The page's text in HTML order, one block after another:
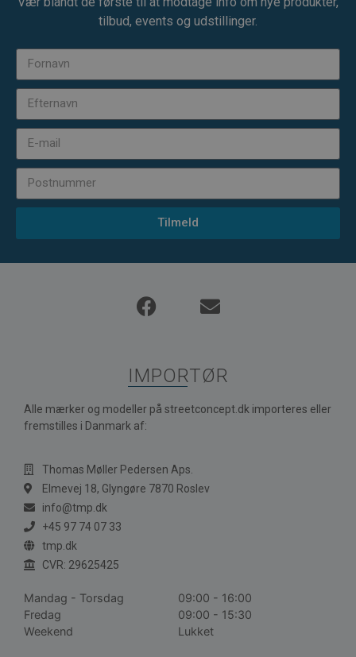
tilbud, events og udstillinger.
Tilmeld
IMPORTØR
Alle mærker og modeller på streetconcept.dk importeres eller
fremstilles i Danmark af:
Thomas Møller Pedersen Aps.
Elmevej 18, Glyngøre 7870 Roslev
info@tmp.dk
+45 97 74 07 33
tmp.dk
CVR: 29625425
Mandag - Torsdag
09:00 - 16:00
Fredag
09:00 - 15:30
Weekend
Lukket